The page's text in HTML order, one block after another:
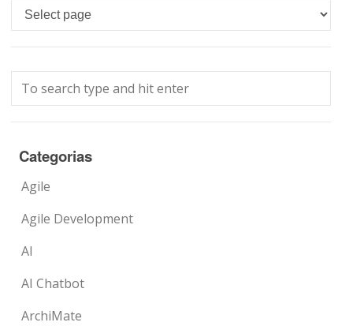
Languages
Categorias
Agile
Agile Development
AI
AI Chatbot
ArchiMate